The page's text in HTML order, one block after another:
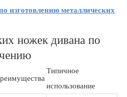
изготовлению металлических
ножек дивана по
Типичное
использование